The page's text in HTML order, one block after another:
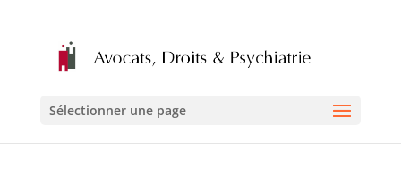
Sélectionner une page